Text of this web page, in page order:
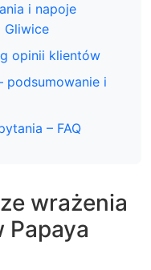
i napoje
Gliwice
opinii klientów
podsumowanie i
– FAQ
wrażenia
Papaya